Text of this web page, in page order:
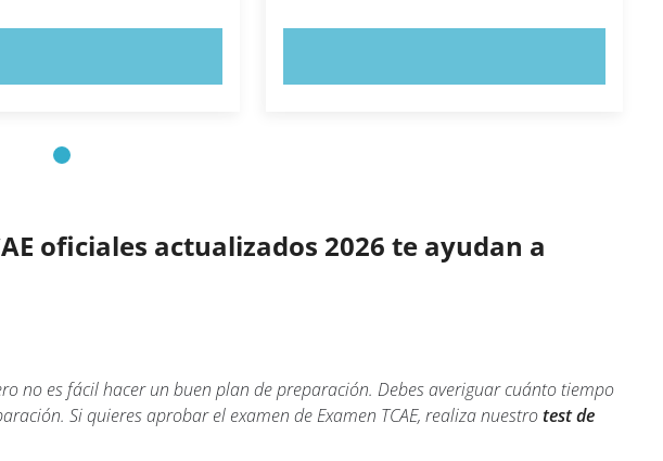
oficiales actualizados 2026 te ayudan a
no es fácil hacer un buen plan de preparación. Debes averiguar cuánto tiempo
Si quieres aprobar el examen de Examen TCAE, realiza nuestro test de